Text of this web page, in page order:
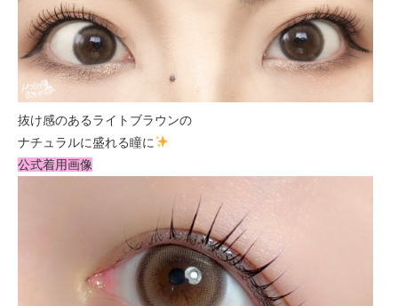
抜け感のあるライトブラウンの
ナチュラルに盛れる瞳に
公式着用画像